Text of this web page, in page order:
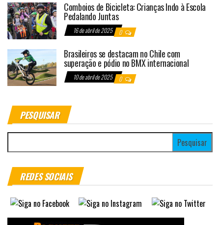
Comboios de Bicicleta: Crianças Indo à Escola
Pedalando Juntas
16 de abril de 2025 0
Brasileiros se destacam no Chile com
superação e pódio no BMX internacional
10 de abril de 2025 0
PESQUISAR
REDES SOCIAIS